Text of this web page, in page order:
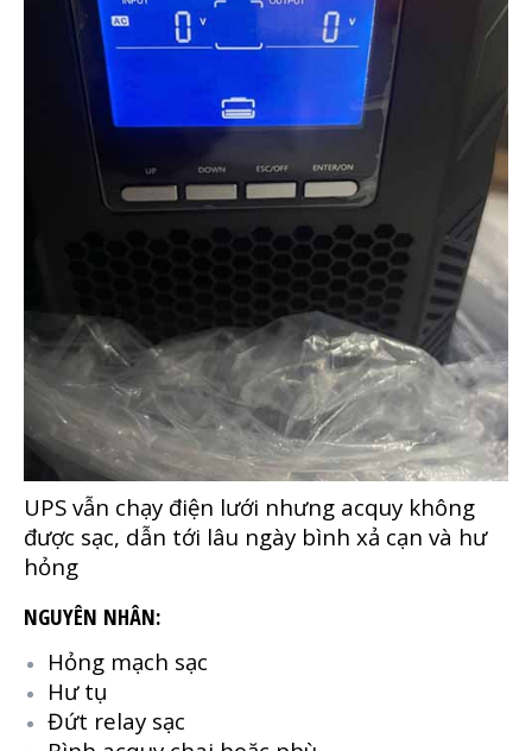
UPS vẫn chạy điện lưới nhưng acquy không
được sạc, dẫn tới lâu ngày bình xả cạn và hư
hỏng
NGUYÊN NHÂN:
Hỏng mạch sạc
Hư tụ
Đứt relay sạc